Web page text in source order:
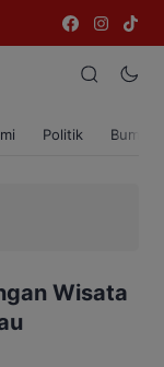
Politik Bumi
Wisata